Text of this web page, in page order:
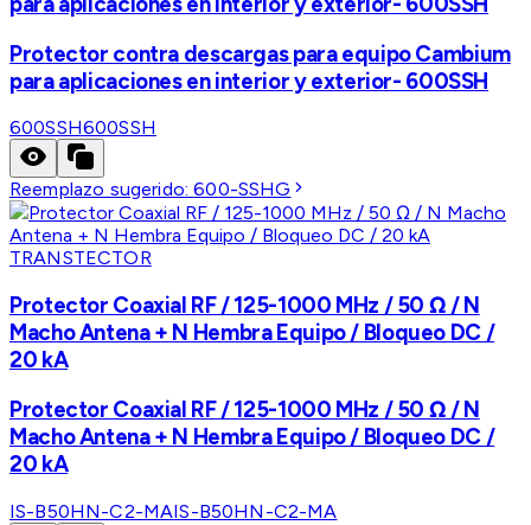
Protector contra descargas para equipo Cambium
para aplicaciones en interior y exterior- 600SSH
600SSH600SSH
Reemplazo sugerido:600-SSHG
TRANSTECTOR
Protector Coaxial RF / 125-1000 MHz / 50 Ω / N
Macho Antena + N Hembra Equipo / Bloqueo DC /
20 kA
Protector Coaxial RF / 125-1000 MHz / 50 Ω / N
Macho Antena + N Hembra Equipo / Bloqueo DC /
20 kA
IS-B50HN-C2-MAIS-B50HN-C2-MA